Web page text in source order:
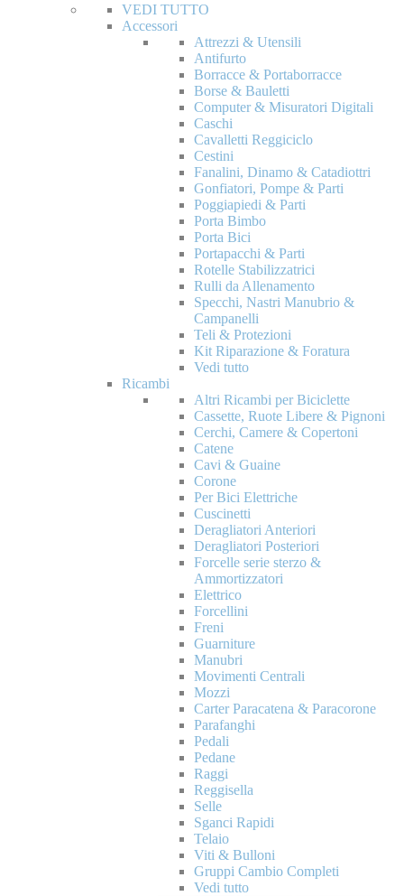
VEDI TUTTO
Accessori
Attrezzi & Utensili
Antifurto
Borracce & Portaborracce
Borse & Bauletti
Computer & Misuratori Digitali
Caschi
Cavalletti Reggiciclo
Cestini
Fanalini, Dinamo & Catadiottri
Gonfiatori, Pompe & Parti
Poggiapiedi & Parti
Porta Bimbo
Porta Bici
Portapacchi & Parti
Rotelle Stabilizzatrici
Rulli da Allenamento
Specchi, Nastri Manubrio &
Campanelli
Teli & Protezioni
Kit Riparazione & Foratura
Vedi tutto
Ricambi
Altri Ricambi per Biciclette
Cassette, Ruote Libere & Pignoni
Cerchi, Camere & Copertoni
Catene
Cavi & Guaine
Corone
Per Bici Elettriche
Cuscinetti
Deragliatori Anteriori
Deragliatori Posteriori
Forcelle serie sterzo &
Ammortizzatori
Elettrico
Forcellini
Freni
Guarniture
Manubri
Movimenti Centrali
Mozzi
Carter Paracatena & Paracorone
Parafanghi
Pedali
Pedane
Raggi
Reggisella
Selle
Sganci Rapidi
Telaio
Viti & Bulloni
Gruppi Cambio Completi
Vedi tutto